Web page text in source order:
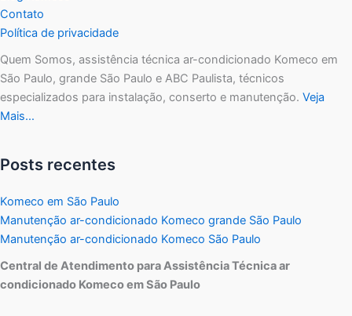
Contato
Política de privacidade
Quem Somos, assistência técnica ar-condicionado Komeco em
São Paulo, grande São Paulo e ABC Paulista, técnicos
especializados para instalação, conserto e manutenção. Veja
Mais…
Posts recentes
Komeco em São Paulo
Manutenção ar-condicionado Komeco grande São Paulo
Manutenção ar-condicionado Komeco São Paulo
Central de Atendimento para Assistência Técnica ar
condicionado Komeco em São Paulo